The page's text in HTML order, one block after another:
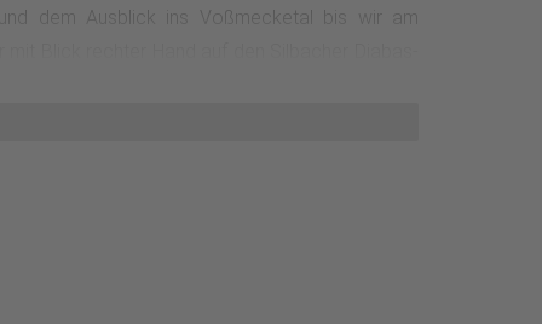
dem Ausblick ins Voßmecketal bis wir am